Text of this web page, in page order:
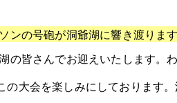
の号砲が洞爺湖に響き渡ります
の皆さんでお迎えいたします。
の大会を楽しみにしております